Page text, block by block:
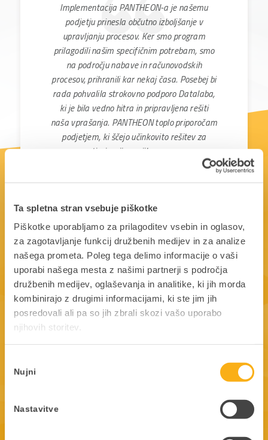
Ta spletna stran vsebuje piškotke
Piškotke uporabljamo za prilagoditev vsebin in oglasov,
za zagotavljanje funkcij družbenih medijev in za analize
našega prometa. Poleg tega delimo informacije o vaši
uporabi našega mesta z našimi partnerji s področja
družbenih medijev, oglaševanja in analitike, ki jih morda
kombinirajo z drugimi informacijami, ki ste jim jih
posredovali ali pa so jih zbrali skozi vašo uporabo
njihovih storitev.
soglasja
Nujni
Nastavitve
Implementacija PANTHEON-a je našemu
podjetju prinesla občutno izboljšanje v
upravljanju procesov. Ker smo program
prilagodili našim specifičnim potrebam, smo
na področju nabave in računovodskih
procesov, prihranili kar nekaj časa. Posebej bi
rada pohvalila strokovno podporo Datalaba,
ki je bila vedno hitra in pripravljena rešiti
naša vprašanja. PANTHEON toplo priporočam
podjetjem, ki ščejo učinkovito rešitev za
optimizacijo svojih procesov.
vodja nabave | Pegasus Yachts d.o.o.